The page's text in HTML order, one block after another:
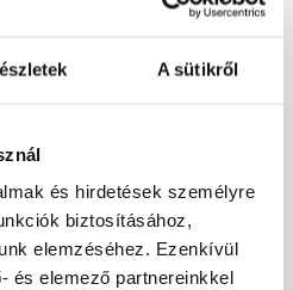
A sütikről
és hirdetések személyre
biztosításához,
elemzéséhez. Ezenkívül
és elemező partnereinkkel
vékonyvakolat, kapart 1,5
1 631 Ft / kg
Megnézem